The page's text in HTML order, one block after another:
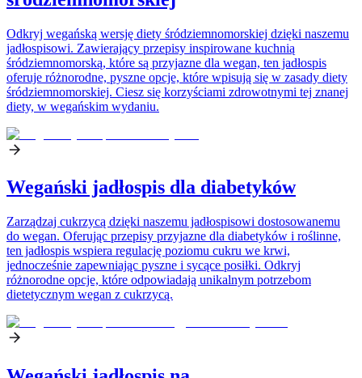
Odkryj wegańską wersję diety śródziemnomorskiej dzięki naszemu
jadłospisowi. Zawierający przepisy inspirowane kuchnią
śródziemnomorską, które są przyjazne dla wegan, ten jadłospis
oferuje różnorodne, pyszne opcje, które wpisują się w zasady diety
śródziemnomorskiej. Ciesz się korzyściami zdrowotnymi tej znanej
diety, w wegańskim wydaniu.
Wegański jadłospis dla diabetyków
Zarządzaj cukrzycą dzięki naszemu jadłospisowi dostosowanemu
do wegan. Oferując przepisy przyjazne dla diabetyków i roślinne,
ten jadłospis wspiera regulację poziomu cukru we krwi,
jednocześnie zapewniając pyszne i sycące posiłki. Odkryj
różnorodne opcje, które odpowiadają unikalnym potrzebom
dietetycznym wegan z cukrzycą.